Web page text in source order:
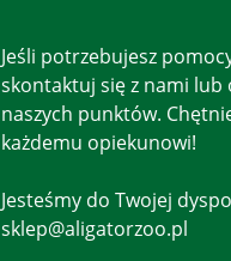
Jeśli potrzebujesz
skontaktuj się z nami lub
naszych punktów.
każdemu opiekunowi!
Jesteśmy do Twojej
sklep@aligatorzoo.pl